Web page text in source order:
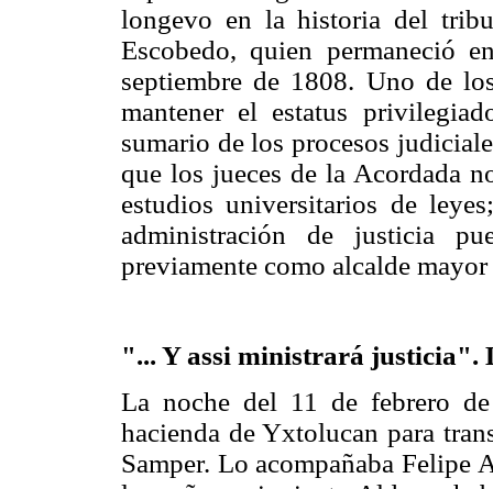
longevo en la historia del
Escobedo, quien permaneció
septiembre de 1808. Uno de
mantener el estatus
sumario de los procesos
que los jueces de la Acordada
estudios universitarios de
administración de justicia
previamente como alcalde
"... Y assi ministrará justicia".
La noche del 11 de febrero
hacienda de Yxtolucan para
Samper. Lo acompañaba